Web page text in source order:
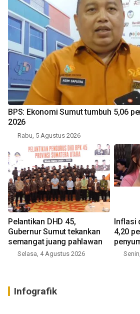
BPS: Ekonomi Sumut tumbuh 5,06
2026
Rabu, 5 Agustus 2026
Pelantikan DHD 45,
Gubernur Sumut tekankan
semangat juang pahlawan
Selasa, 4 Agustus 2026
Inflasi
4,20
Infografik